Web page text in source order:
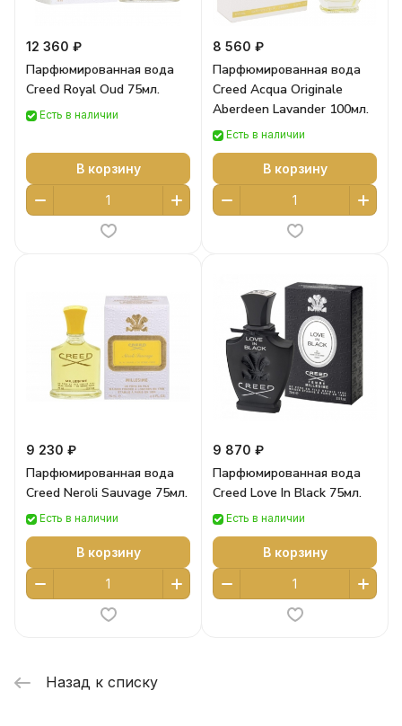
12 360 ₽
Парфюмированная вода
Creed Royal Oud 75мл.
Есть в наличии
В корзину
8 560 ₽
Парфюмированная вода
Creed Acqua Originale
Aberdeen Lavander 100мл.
Есть в наличии
В корзину
9 230 ₽
Парфюмированная вода
Creed Neroli Sauvage 75мл.
Есть в наличии
В корзину
9 870 ₽
Парфюмированная вода
Creed Love In Black 75мл.
Есть в наличии
В корзину
Назад к списку